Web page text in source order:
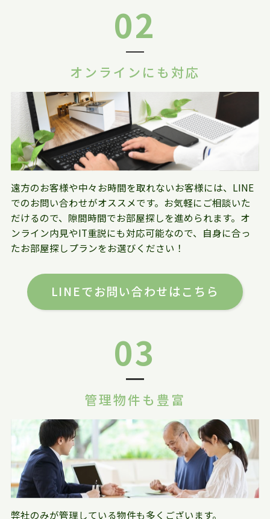
02
オンラインにも対応
遠方のお客様や中々お時間を取れないお客様には、LINE
でのお問い合わせがオススメです。お気軽にご相談いた
だけるので、隙間時間でお部屋探しを進められます。オ
ンライン内見やIT重説にも対応可能なので、自身に合っ
たお部屋探しプランをお選びください！
LINEでお問い合わせはこちら
03
管理物件も豊富
弊社のみが管理している物件も多くございます。